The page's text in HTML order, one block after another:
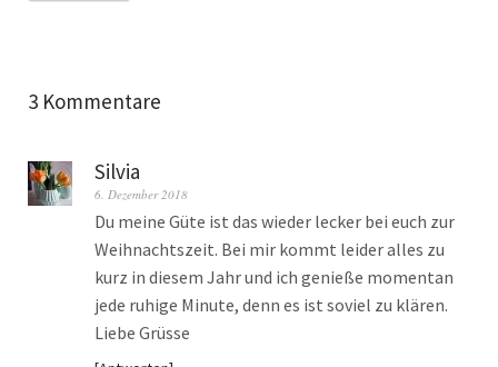
3 Kommentare
Silvia
6. Dezember 2018
Du meine Güte ist das wieder lecker bei euch zur
Weihnachtszeit. Bei mir kommt leider alles zu
kurz in diesem Jahr und ich genieße momentan
jede ruhige Minute, denn es ist soviel zu klären.
Liebe Grüsse